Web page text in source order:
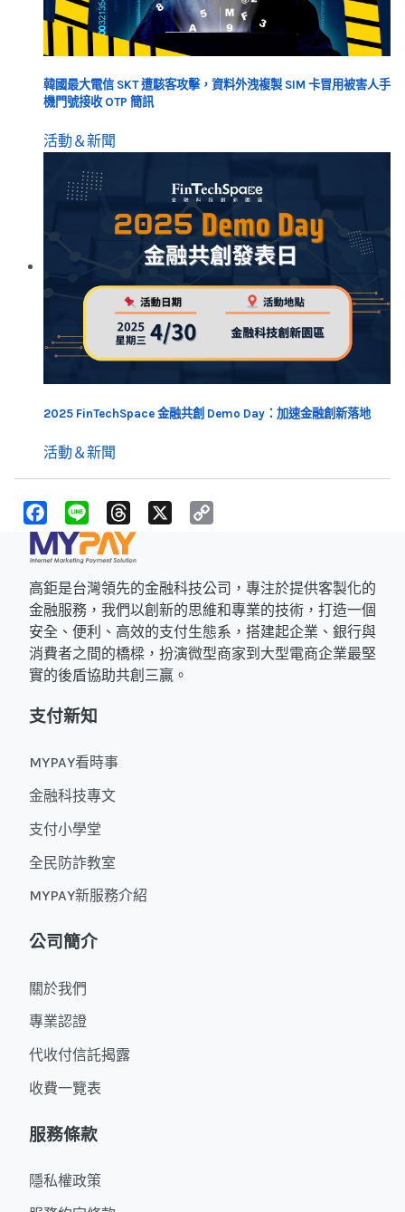
韓國最大電信 SKT 遭駭客攻擊，資料外洩複製 SIM 卡冒用被害人手
機門號接收 OTP 簡訊
活動＆新聞
2025 FinTechSpace 金融共創 Demo Day：加速金融創新落地
活動＆新聞
c
e
b
o
o
k
n
e
r
a
d
s
i
n
k
高鉅是台灣領先的金融科技公司，專注於提供客製化的
金融服務，我們以創新的思維和專業的技術，打造一個
安全、便利、高效的支付生態系，搭建起企業、銀行與
消費者之間的橋樑，扮演微型商家到大型電商企業最堅
實的後盾協助共創三贏。
支付新知
MYPAY看時事
金融科技專文
支付小學堂
全民防詐教室
MYPAY新服務介紹
公司簡介
關於我們
專業認證
代收付信託揭露
收費一覽表
服務條款
隱私權政策